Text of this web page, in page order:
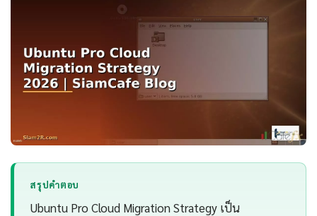
สรุปคำตอบ
Ubuntu Pro Cloud Migration Strategy เป็น